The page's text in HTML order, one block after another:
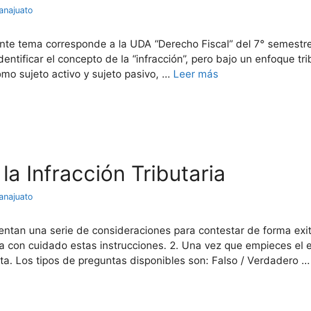
tema corresponde a la UDA “Derecho Fiscal” del 7°
el concepto de la “infracción”, pero bajo un enfoque
sujeto activo y sujeto pasivo, … Leer más
Infracción Tributaria
una serie de consideraciones para contestar de forma
con cuidado estas instrucciones. 2. Una vez que empieces el
Los tipos de preguntas disponibles son: Falso / Verdadero …